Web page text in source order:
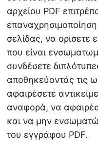
αρχείου PDF
σελίδας, να ορίσετε
που είναι
συνδέσετε
αποθηκεύοντάς τις
αφαιρέσετε
αναφορά, να
και να μην
του εγγράφου PDF.